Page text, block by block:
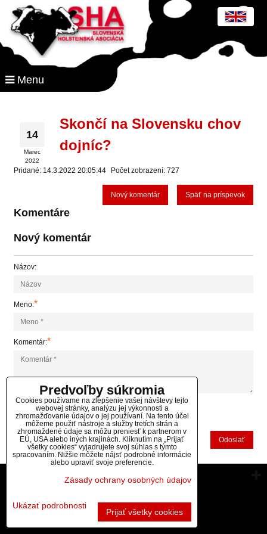
Menu
14
Marec
2022
Skončí na Slovensku chov
dojníc?
Pridané: 14.3.2022 20:05:44 Počet zobrazení: 727
Späť na príspevok
Nový komentár
Komentáre
Nový komentár
Názov:
Meno:*
Komentár:*
*(Povinné)
Odoslať
Vytvorené pomocou: BiznisWeb.sk
Predvoľby súkromia
Cookies používame na zlepšenie vašej návštevy tejto
webovej stránky, analýzu jej výkonnosti a
zhromažďovanie údajov o jej používaní. Na tento účel
môžeme použiť nástroje a služby tretích strán a
zhromaždené údaje sa môžu preniesť k partnerom v
EÚ, USA alebo iných krajinách. Kliknutím na „Prijať
všetky cookies“ vyjadrujete svoj súhlas s týmto
spracovaním. Nižšie môžete nájsť podrobné informácie
alebo upraviť svoje preferencie.
Zásady ochrany osobných údajov
Ukázať podrobnosti
Prijať všetky cookies